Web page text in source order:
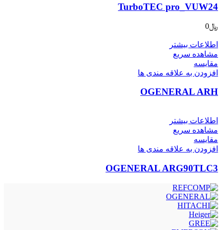
TurboTEC pro_VUW24
﷼0
اطلاعات بیشتر
مشاهده سریع
مقایسه
افزودن به علاقه مندی ها
OGENERAL ARH
اطلاعات بیشتر
مشاهده سریع
مقایسه
افزودن به علاقه مندی ها
OGENERAL ARG90TLC3